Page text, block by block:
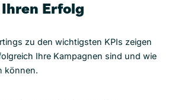
Erfolg
zu den wichtigsten KPIs zeigen
Ihre Kampagnen sind und wie
können.